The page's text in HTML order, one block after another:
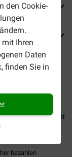
den Cookie-
Ihren
Daten
finden Sie in
Mousse...
bezahlen